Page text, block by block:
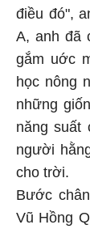
điều đó",
A, anh đã
gắm uớc
học nông
những
năng suất
người
cho trời.
Bước
Vũ Hồng